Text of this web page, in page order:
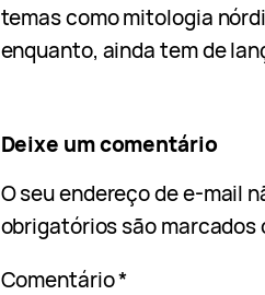
temas como mitologia
enquanto, ainda tem de
Deixe um comentário
O seu endereço de e-mail
obrigatórios são marcados
Comentário*